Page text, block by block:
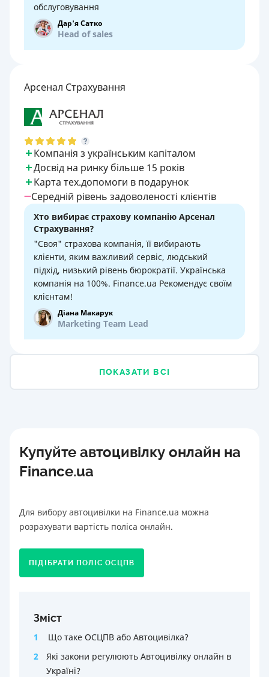
обслуговування
Дар'я Сатко
Head of sales
Арсенал Страхування
Компанія з українським капіталом
Досвід на ринку більше 15 років
Карта тех.допомоги в подарунок
Середній рівень задоволеності клієнтів
Хто вибирає страхову компанію Арсенал
Страхування?
"Своя" страхова компанія, її вибирають
клієнти, яким важливий сервіс, людський
підхід, низький рівень бюрократії. Українська
компанія на 100%. Finance.ua Рекомендує своїм
клієнтам!
Діана Макарук
Marketing Team Lead
ПОКАЗАТИ ВСІ
Купуйте автоцивілку онлайн на
Finance.ua
Для вибору автоцивілки на Finance.ua можна
розрахувати вартість поліса онлайн.
ПІДІБРАТИ ПОЛІС ОСЦПВ
Зміст
1
Що таке ОСЦПВ або Автоцивілка?
2
Які закони регулюють Автоцивілку онлайн в
Україні?